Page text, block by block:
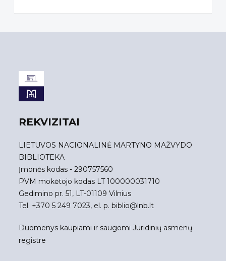
REKVIZITAI
LIETUVOS NACIONALINĖ MARTYNO MAŽVYDO
BIBLIOTEKA
Įmonės kodas - 290757560
PVM mokėtojo kodas LT 100000031710
Gedimino pr. 51, LT-01109 Vilnius
Tel. +370 5 249 7023, el. p. biblio@lnb.lt
Duomenys kaupiami ir saugomi Juridinių asmenų
registre